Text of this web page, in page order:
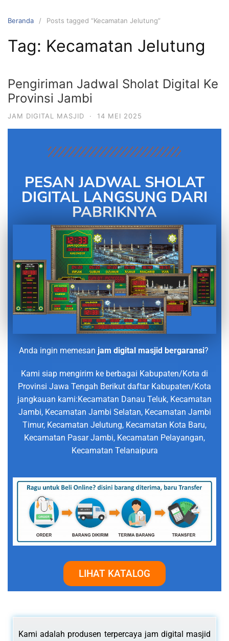
Beranda Posts tagged “Kecamatan Jelutung”
Tag: Kecamatan Jelutung
Pengiriman Jadwal Sholat Digital Ke
Provinsi Jambi
JAM DIGITAL MASJID · 14 MEI 2025
PESAN JADWAL SHOLAT
DIGITAL LANGSUNG DARI
PABRIKNYA
Anda ingin memesan jam digital masjid bergaransi?
Kami siap mengirim ke berbagai Kabupaten/Kota di
Provinsi Jawa Tengah Berikut daftar Kabupaten/Kota
jangkauan kami:Kecamatan Danau Teluk, Kecamatan
Jambi, Kecamatan Jambi Selatan, Kecamatan Jambi
Timur, Kecamatan Jelutung, Kecamatan Kota Baru,
Kecamatan Pasar Jambi, Kecamatan Pelayangan,
Kecamatan Telanaipura
LIHAT KATALOG
Kami adalah produsen terpercaya jam digital masjid